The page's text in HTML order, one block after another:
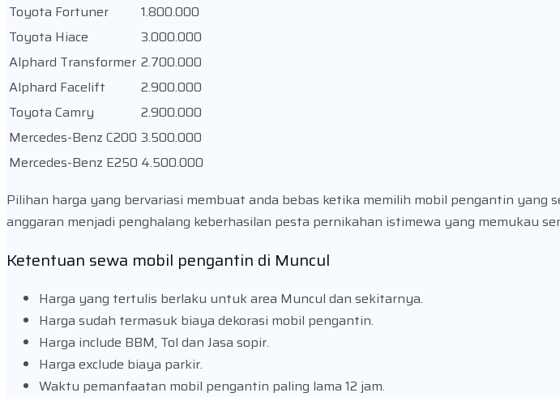
Toyota Fortuner
1.800.000
Toyota Hiace
3.000.000
Alphard Transformer 2.700.000
Alphard Facelift
2.900.000
Toyota Camry
2.900.000
Mercedes-Benz C200 3.500.000
Mercedes-Benz E250 4.500.000
Pilihan harga yang bervariasi membuat anda bebas ketika memilih mobil pengantin yang
anggaran menjadi penghalang keberhasilan pesta pernikahan istimewa yang memukau
Ketentuan sewa mobil pengantin di Muncul
Harga yang tertulis berlaku untuk area Muncul dan sekitarnya.
Harga sudah termasuk biaya dekorasi mobil pengantin.
Harga include BBM, Tol dan Jasa sopir.
Harga exclude biaya parkir.
Waktu pemanfaatan mobil pengantin paling lama 12 jam.